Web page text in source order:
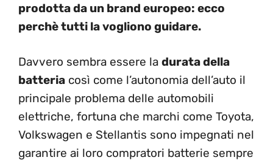
prodotta da un brand europeo: ecco
perchè tutti la vogliono guidare.
Davvero sembra essere la durata della
batteria così come l’autonomia dell’auto il
principale problema delle automobili
elettriche, fortuna che marchi come Toyota,
Volkswagen e Stellantis sono impegnati nel
garantire ai loro compratori batterie sempre